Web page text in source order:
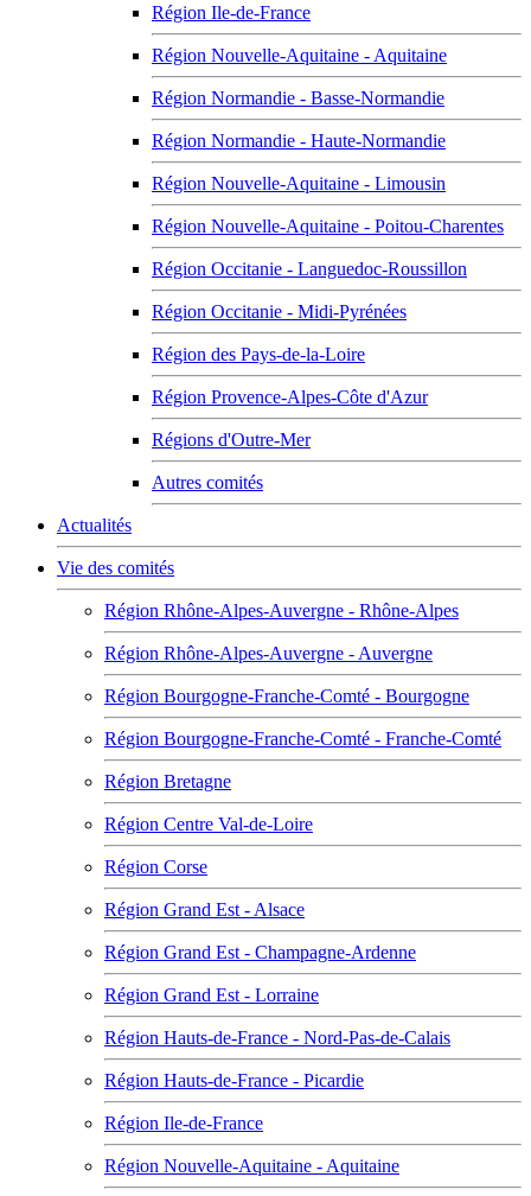
Région Ile-de-France
Région Nouvelle-Aquitaine - Aquitaine
Région Normandie - Basse-Normandie
Région Normandie - Haute-Normandie
Région Nouvelle-Aquitaine - Limousin
Région Nouvelle-Aquitaine - Poitou-Charentes
Région Occitanie - Languedoc-Roussillon
Région Occitanie - Midi-Pyrénées
Région des Pays-de-la-Loire
Région Provence-Alpes-Côte d'Azur
Régions d'Outre-Mer
Autres comités
Actualités
Vie des comités
Région Rhône-Alpes-Auvergne - Rhône-Alpes
Région Rhône-Alpes-Auvergne - Auvergne
Région Bourgogne-Franche-Comté - Bourgogne
Région Bourgogne-Franche-Comté - Franche-Comté
Région Bretagne
Région Centre Val-de-Loire
Région Corse
Région Grand Est - Alsace
Région Grand Est - Champagne-Ardenne
Région Grand Est - Lorraine
Région Hauts-de-France - Nord-Pas-de-Calais
Région Hauts-de-France - Picardie
Région Ile-de-France
Région Nouvelle-Aquitaine - Aquitaine